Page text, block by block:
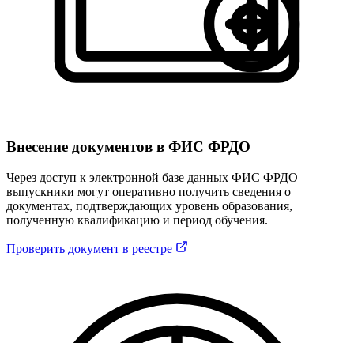
Внесение документов в ФИС ФРДО
Через доступ к электронной базе данных ФИС ФРДО
выпускники могут оперативно получить сведения о
документах, подтверждающих уровень образования,
полученную квалификацию и период обучения.
Проверить документ в реестре